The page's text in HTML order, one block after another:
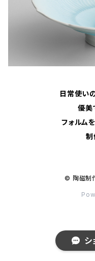
日常使い
優美
フォルム
制
© 陶磁制
シ